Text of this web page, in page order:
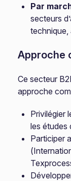
Par
secteurs
technique,
Approche
Ce secteur
approche
Privilégier
les études
Participer